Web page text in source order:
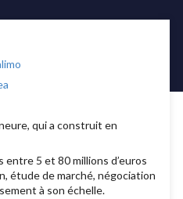
qui a construit en
entre 5 et 80 millions d’euros
étude de marché, négociation
à son échelle.